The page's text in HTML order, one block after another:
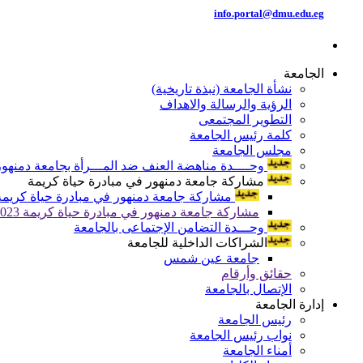
info.portal@dmu.edu.eg
الجامعة
نشأة الجامعة (نبذة تاريخية)
الرؤية والرسالة والاهداف
التطوير المجتمعى
كلمة رئيس الجامعة
مجلس الجامعة
وحــــدة مناهضة العنف ضد المـــرأة بجامعة
مشاركة جامعة دمنهور في مبادرة حياة كريمة
مشاركة جامعة دمنهور في مبادرة حياة كريمة
مشاركة جامعة دمنهور في مبادرة حياة كريمة 2023
وحـــدة التضامن الإجتماعى بالجامعة
الشراكات الداخلية للجامعة
جامعة عين شمس
حقائق وأرقام
الإتصال بالجامعة
إدارة الجامعة
رئيس الجامعة
نواب رئيس الجامعة
أمناء الجامعة